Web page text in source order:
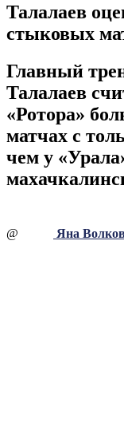
Талалаев
стыковых
Главный
Талалаев
«Ротора»
матчах с
чем у
@ Яна